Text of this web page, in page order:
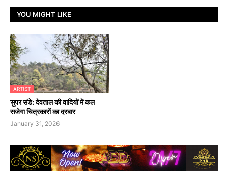
YOU MIGHT LIKE
ARTIST
सुपर संडे: देवताल की वादियों में कल
सजेगा चित्रकारों का दरबार
January 31, 2026